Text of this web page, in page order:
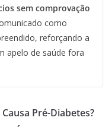
sem comprovação
como
reforçando a
apelo de saúde fora
Pré-Diabetes?